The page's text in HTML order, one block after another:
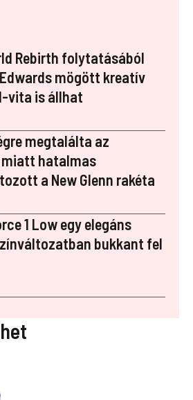
r dI
n
a
p
er
Rebirth folytatásából
mögött kreatív
vita is állhat
megtalálta az
hatalmas
a New Glenn rakéta
1 Low egy elegáns
bukkant fel